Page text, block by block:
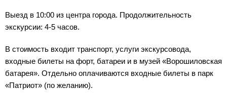
Выезд в 10:00 из центра города. Продолжительность
экскурсии: 4-5 часов.
В стоимость входит транспорт, услуги экскурсовода,
входные билеты на форт, батареи и в музей «Ворошиловская
батарея». Отдельно оплачиваются входные билеты в парк
«Патриот» (по желанию).